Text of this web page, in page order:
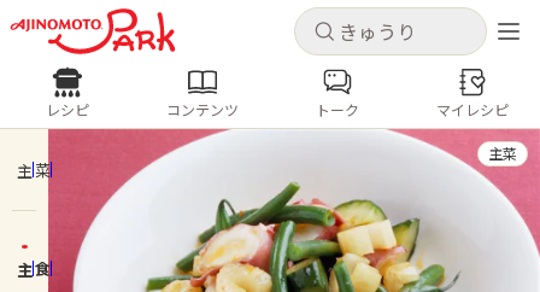
キャンセル
ログインするとレシピを保存できます
ログイン
ホーム
キャンセル
レシピ コンテンツ
人気の食材・レシピ
きゅうり なす トマト
とうもろこし
レシピ コンテンツ トーク マイレシピ
主菜
主食
主菜